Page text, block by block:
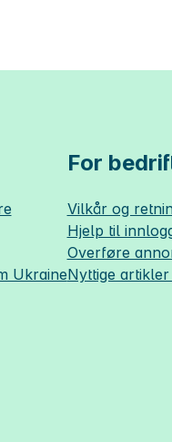
Ukraine
For
Vilkår og
Hjelp til
Overføre
Nyttige